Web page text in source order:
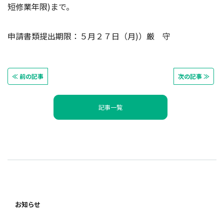
短修業年限)まで。
申請書類提出期限：５月２７日（月)）厳 守
≪ 前の記事
記事一覧
次の記事 ≫
お知らせ